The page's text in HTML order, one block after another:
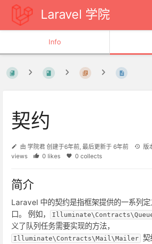
Laravel 学院
Info
契约
由 学院君 创建于6年前, 最后更新于 6年前 版
views
0 likes 0 collects
简介
Laravel 中的契约是指框架提供的一系列
口。 例如，
义了队列任务需要实现的方法，
Illuminate\Contracts\Mail\Mailer